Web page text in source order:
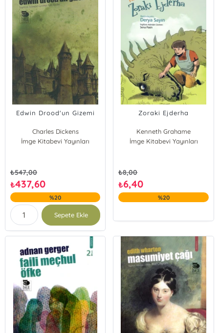
Edwin Drood'un Gizemi
Charles Dickens
İmge Kitabevi Yayınları
₺547,00
₺437,60
%20
Sepete Ekle
Zoraki Ejderha
Kenneth Grahame
İmge Kitabevi Yayınları
₺8,00
₺6,40
%20